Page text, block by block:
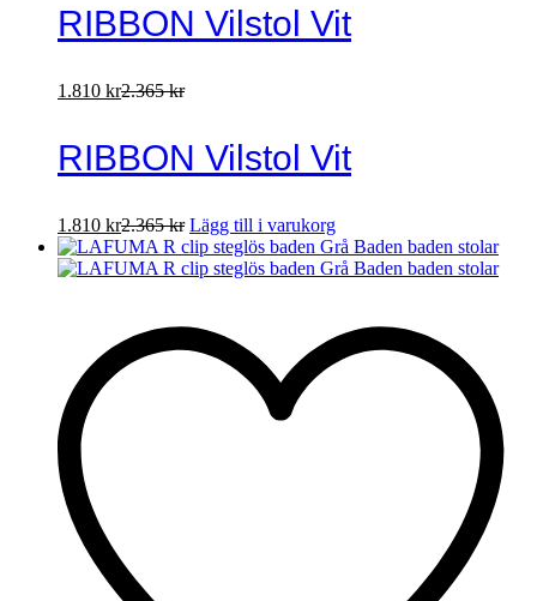
RIBBON Vilstol Vit
1.810 kr2.365kr
RIBBON Vilstol Vit
1.810 kr2.365kr Lägg till i varukorg